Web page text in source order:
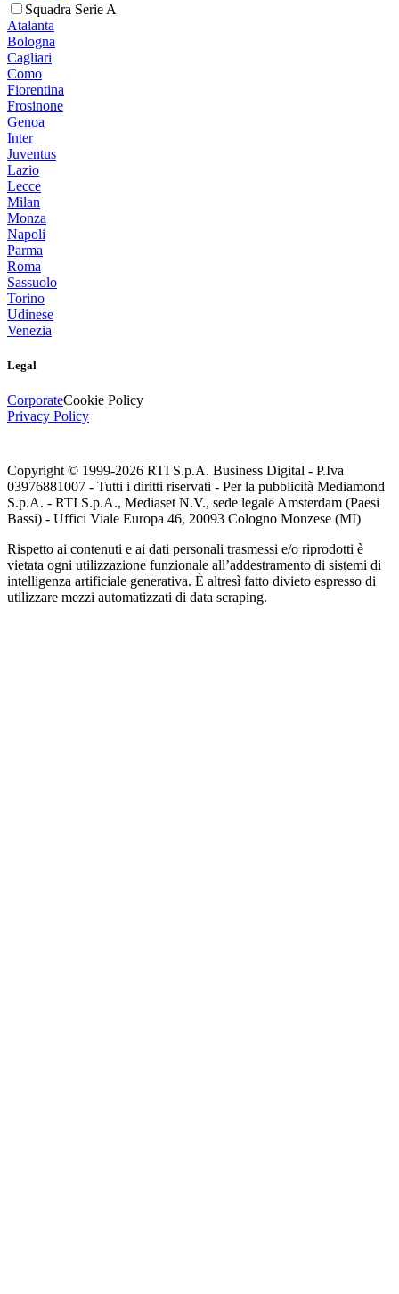
Squadra Serie A
Atalanta
Bologna
Cagliari
Como
Fiorentina
Frosinone
Genoa
Inter
Juventus
Lazio
Lecce
Milan
Monza
Napoli
Parma
Roma
Sassuolo
Torino
Udinese
Venezia
Legal
CorporateCookie Policy
Privacy Policy
Copyright © 1999-2026 RTI S.p.A. Business Digital - P.Iva
03976881007 - Tutti i diritti riservati - Per la pubblicità Mediamond
S.p.A. - RTI S.p.A., Mediaset N.V., sede legale Amsterdam (Paesi
Bassi) - Uffici Viale Europa 46, 20093 Cologno Monzese (MI)
Rispetto ai contenuti e ai dati personali trasmessi e/o riprodotti è
vietata ogni utilizzazione funzionale all’addestramento di sistemi di
intelligenza artificiale generativa. È altresì fatto divieto espresso di
utilizzare mezzi automatizzati di data scraping.